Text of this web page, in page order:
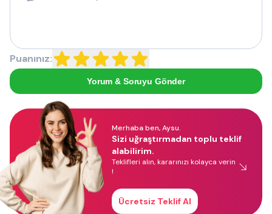
Puanınız:
Yorum & Soruyu Gönder
Merhaba ben, Aysu.
Sizi uğraştırmadan toplu teklif
alabilirim.
Teklifleri alın, kararınızı kolayca verin
!
Ücretsiz Teklif Al